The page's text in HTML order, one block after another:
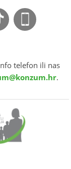
telefon ili nas
.